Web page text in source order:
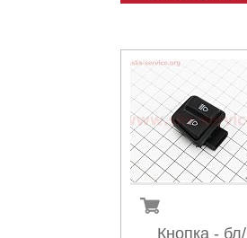
Кнопка - бл/